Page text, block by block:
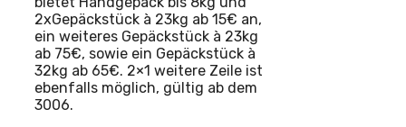
2xGepäckstück à 23kg ab 15€ an,
ein weiteres Gepäckstück à 23kg
ab 75€, sowie ein Gepäckstück à
32kg ab 65€. 2×1 weitere Zeile ist
ebenfalls möglich, gültig ab dem
3006.